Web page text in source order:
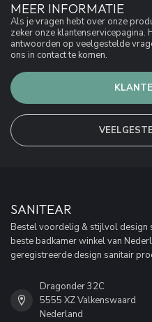
MEER INFORMATIE
Als je vragen hebt over onze
zeker onze
antwoorden op veelgestelde
ons in contact te komen.
SANITEAR
Bestel voordelig & stijlvol design
beste badkamer winkel van
geregistreerde design sanitair
Dragonder 32C
5555 XZ Valkenswaard
Nederland